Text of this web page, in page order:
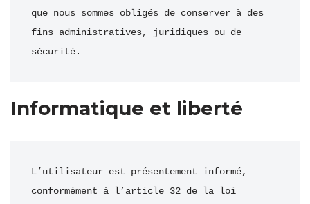
que nous sommes obligés de conserver à des
fins administratives, juridiques ou de
sécurité.
Informatique et liberté
L’utilisateur est présentement informé,
conformément à l’article 32 de la loi